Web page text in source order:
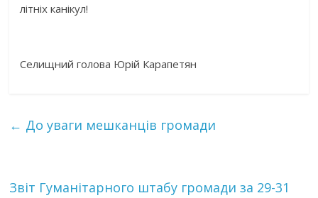
літніх канікул!
Селищний голова Юрій Карапетян
← До уваги мешканців громади
Звіт Гуманітарного штабу громади за 29-31